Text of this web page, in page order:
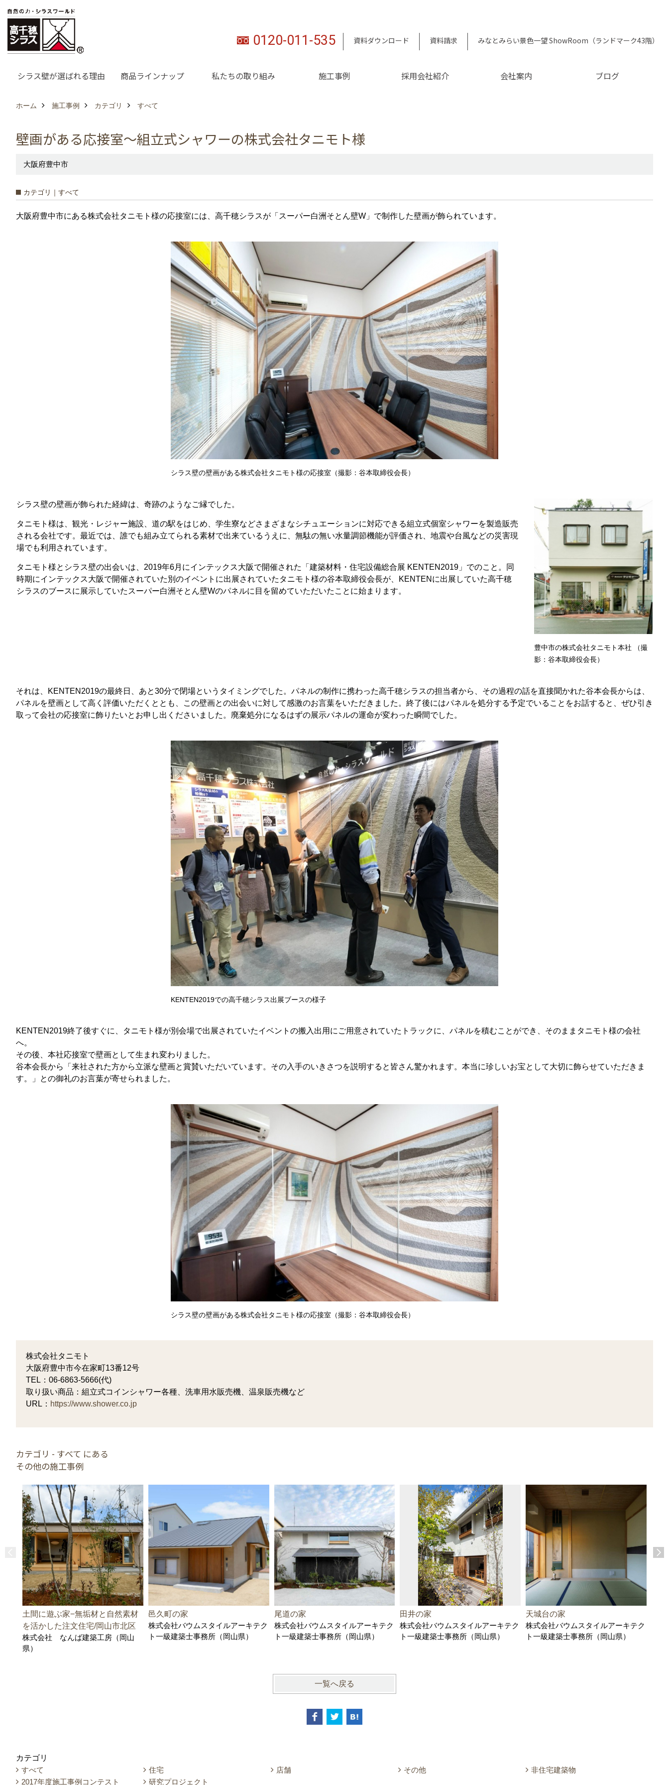
0120-011-535 資料ダウンロード 資料請求 みなとみらい景色一望 ShowRoom（ランドマーク43階）
シラス壁が選ばれる理由 商品ラインナップ 私たちの取り組み 施工事例 採用会社紹介 会社案内 ブログ
ホーム 施工事例 カテゴリ すべて
壁画がある応接室～組立式シャワーの株式会社タニモト様
大阪府豊中市
カテゴリ｜すべて
大阪府豊中市にある株式会社タニモト様の応接室には、高千穂シラスが「スーパー白洲そとん壁W」で制作した壁画が飾られています。
シラス壁の壁画がある株式会社タニモト様の応接室（撮影：谷本取締役会長）
シラス壁の壁画が飾られた経緯は、奇跡のようなご縁でした。
タニモト様は、観光・レジャー施設、道の駅をはじめ、学生寮などさまざまなシチュエーションに対応できる組立式個室シャワーを製造販売
される会社です。最近では、誰でも組み立てられる素材で出来ているうえに、無駄の無い水量調節機能が評価され、地震や台風などの災害現
場でも利用されています。
タニモト様とシラス壁の出会いは、2019年6月にインテックス大阪で開催された「建築材料・住宅設備総合展 KENTEN2019」でのこと。同
時期にインテックス大阪で開催されていた別のイベントに出展されていたタニモト様の谷本取締役会長が、KENTENに出展していた高千穂
シラスのブースに展示していたスーパー白洲そとん壁Wのパネルに目を留めていただいたことに始まります。
豊中市の株式会社タニモト本社 （撮
影：谷本取締役会長）
それは、KENTEN2019の最終日、あと30分で閉場というタイミングでした。パネルの制作に携わった高千穂シラスの担当者から、その過程の話を直接聞かれた谷本会長からは、
パネルを壁画として高く評価いただくととも、この壁画との出会いに対して感激のお言葉をいただきました。終了後にはパネルを処分する予定でいることをお話すると、ぜひ引き
取って会社の応接室に飾りたいとお申し出くださいました。廃棄処分になるはずの展示パネルの運命が変わった瞬間でした。
KENTEN2019での高千穂シラス出展ブースの様子
KENTEN2019終了後すぐに、タニモト様が別会場で出展されていたイベントの搬入出用にご用意されていたトラックに、パネルを積むことができ、そのままタニモト様の会社
へ。
その後、本社応接室で壁画として生まれ変わりました。
谷本会長から「来社された方から立派な壁画と賞賛いただいています。その入手のいきさつを説明すると皆さん驚かれます。本当に珍しいお宝として大切に飾らせていただきま
す。」との御礼のお言葉が寄せられました。
シラス壁の壁画がある株式会社タニモト様の応接室（撮影：谷本取締役会長）
株式会社タニモト
大阪府豊中市今在家町13番12号
TEL：06-6863-5666(代)
取り扱い商品：組立式コインシャワー各種、洗車用水販売機、温泉販売機など
URL： https://www.shower.co.jp
カテゴリ - すべて にある
その他の施工事例
土間に遊ぶ家−無垢材と自然素材
を活かした注文住宅/岡山市北区
株式会社 なんば建築工房（岡山
県）
邑久町の家
株式会社バウムスタイルアーキテク
ト一級建築士事務所（岡山県）
尾道の家
株式会社バウムスタイルアーキテク
ト一級建築士事務所（岡山県）
田井の家
株式会社バウムスタイルアーキテク
ト一級建築士事務所（岡山県）
天城台の家
株式会社バウムスタイルアーキテク
ト一級建築士事務所（岡山県）
一覧へ戻る
カテゴリ
すべて
住宅 店舗 その他
非住宅建築物
2017年度施工事例コンテスト
研究プロジェクト